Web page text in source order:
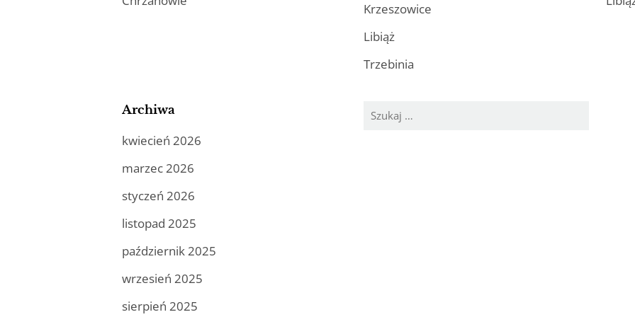
Krzeszowice
Libiąż
Trzebinia
Archiwa
kwiecień 2026
marzec 2026
styczeń 2026
listopad 2025
październik 2025
wrzesień 2025
sierpień 2025
Szukaj: